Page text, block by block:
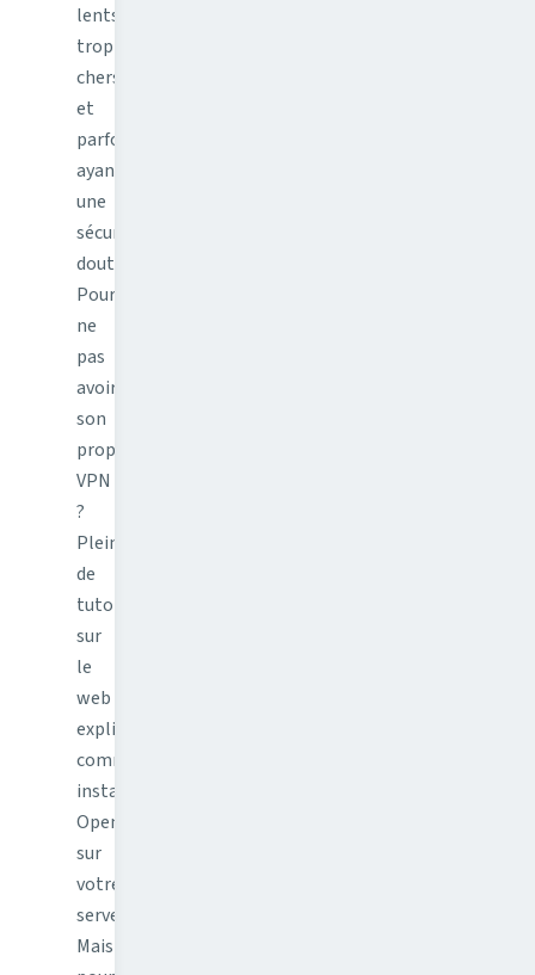
lents,
trop
chers,
et
parfois
ayant
une
sécurité
douteuse.
Pourquoi
ne
pas
avoir
son
propre
VPN
?
Plein
de
tutoriels
sur
le
web
expliquent
comment
installer
OpenVPN
sur
votre
serveur.
Mais